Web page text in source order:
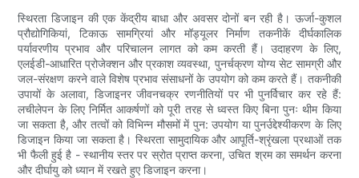
स्थिरता डिजाइन की एक केंद्रीय बाधा और अवसर दोनों बन रही है। ऊर्जा-कुशल
प्रौद्योगिकियां, टिकाऊ सामग्रियां और मॉड्यूलर निर्माण तकनीकें दीर्घकालिक
पर्यावरणीय प्रभाव और परिचालन लागत को कम करती हैं। उदाहरण के लिए,
एलईडी-आधारित प्रोजेक्शन और प्रकाश व्यवस्था, पुनर्चक्रण योग्य सेट सामग्री और
जल-संरक्षण करने वाले विशेष प्रभाव संसाधनों के उपयोग को कम करते हैं। तकनीकी
उपायों के अलावा, डिजाइनर जीवनचक्र रणनीतियों पर भी पुनर्विचार कर रहे हैं:
लचीलेपन के लिए निर्मित आकर्षणों को पूरी तरह से ध्वस्त किए बिना पुनः थीम किया
जा सकता है, और तत्वों को विभिन्न मौसमों में पुन: उपयोग या पुनर्उद्देश्यीकरण के लिए
डिजाइन किया जा सकता है। स्थिरता सामुदायिक और आपूर्ति-श्रृंखला प्रथाओं तक
भी फैली हुई है - स्थानीय स्तर पर स्रोत प्राप्त करना, उचित श्रम का समर्थन करना
और दीर्घायु को ध्यान में रखते हुए डिजाइन करना।